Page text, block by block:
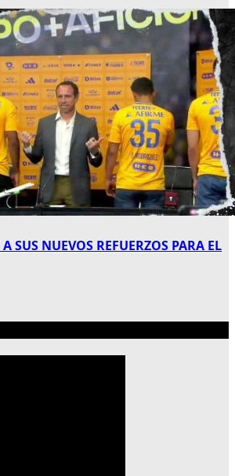
SUS NUEVOS REFUERZOS PARA EL